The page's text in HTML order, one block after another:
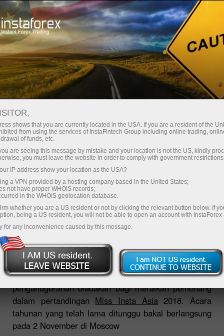
Mengenai InstaForex Berita Syarikat
MISS INSTA ASIA 2018 DI
MOSCOW
09.11.2018 09:26 AM
Di pertengahan musim luruh, InstaForex telah
menganjurkan pertandingan ratu cantik – Majlis
penganugerahan diadakan bagi meraikan pemenang
dalam pertandingan Miss Insta Asia2018. Acara
tahunan yang telah lama ditunggu bakal berlangsung
pada 2 November di Moscow
shows that you are currently located in the USA. If you are a resident of the
from using the services of InstaFintech Group including online trading,
of funds, etc.
are seeing this message by mistake and your location is not the US, kindly
you must leave the website in order to comply with government
IP address show your location as the USA?
a VPN provided by a hosting company based in the United States;
not have proper WHOIS records;
in the WHOIS geolocation database.
whether you are a US resident or not by clicking the relevant button below. If
being a US resident, you will not be able to open an account with InstaForex
for any inconvenience caused by this message.